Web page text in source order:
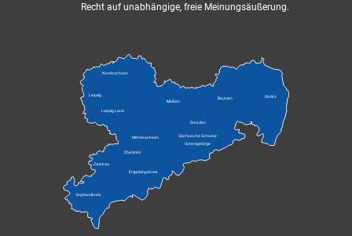
Recht auf unabhängige, freie Meinungsäußerung.
Bautzen Görlitz
Leipzig
Leipzig Land
Meißen
Erzgebirgskreis
Mittelsachsen
Nordsachsen
Osterzgebirge
Sächsische Schweiz-
Vogtlandkreis
Zwickau
Dresden
Chemnitz